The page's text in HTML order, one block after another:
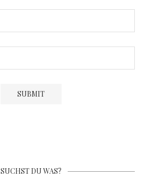
SUCHST DU WAS?